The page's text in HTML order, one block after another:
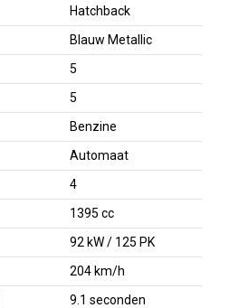
Hatchback
Blauw Metallic
5
5
Benzine
Automaat
4
1395 cc
92 kW / 125 PK
204 km/h
9.1 seconden